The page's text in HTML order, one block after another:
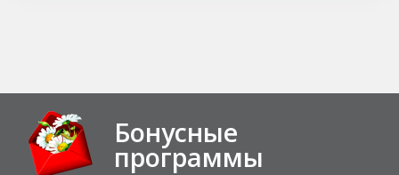
Бонусные
программы